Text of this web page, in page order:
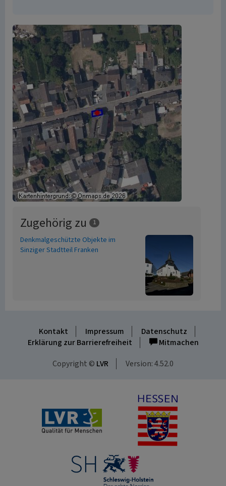
Zugehörig zu 1
Denkmalgeschützte Objekte im
Sinziger Stadtteil Franken
Kontakt Impressum
Datenschutz
Erklärung zur Barrierefreiheit
Mitmachen
Copyright © LVR Version: 4.52.0